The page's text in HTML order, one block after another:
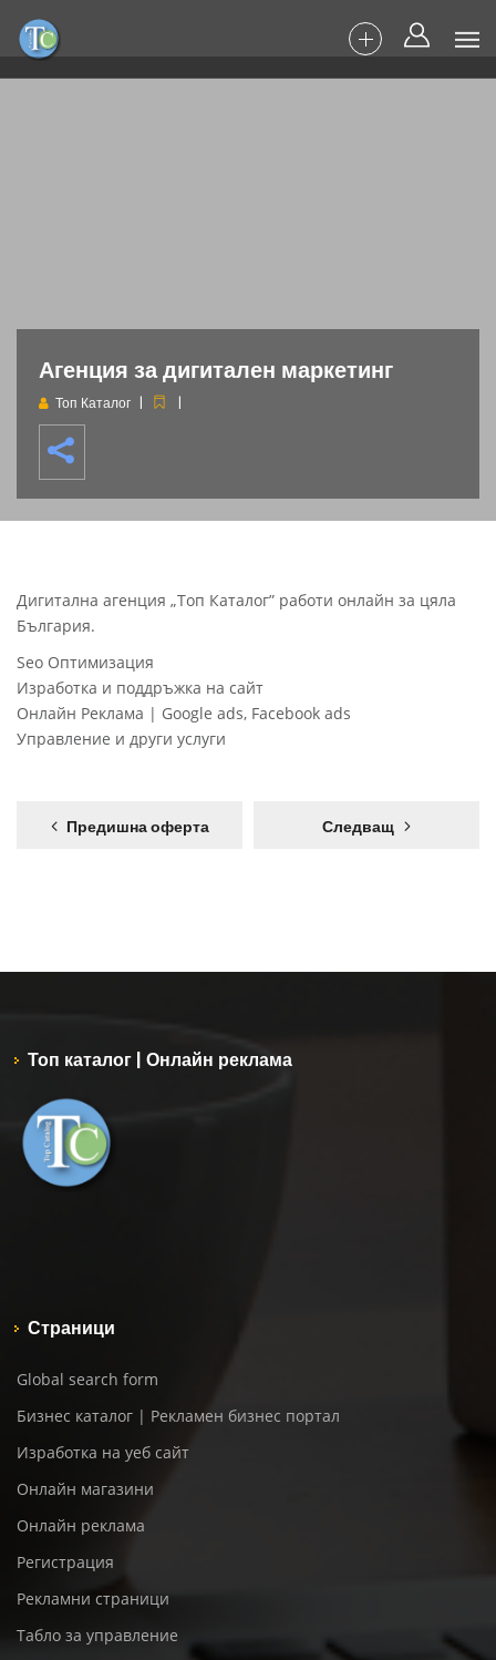
Агенция за дигитален маркетинг
Топ Каталог
Дигитална агенция „Топ Каталог” работи онлайн за цяла
България.
Seo Оптимизация
Изработка и поддръжка на сайт
Онлайн Реклама | Google ads, Facebook ads
Управление и други услуги
Предишна оферта Следващ
Топ каталог | Онлайн реклама
Страници
Global search form
Бизнес каталог | Рекламен бизнес портал
Изработка на уеб сайт
Онлайн магазини
Онлайн реклама
Регистрация
Рекламни страници
Табло за управление